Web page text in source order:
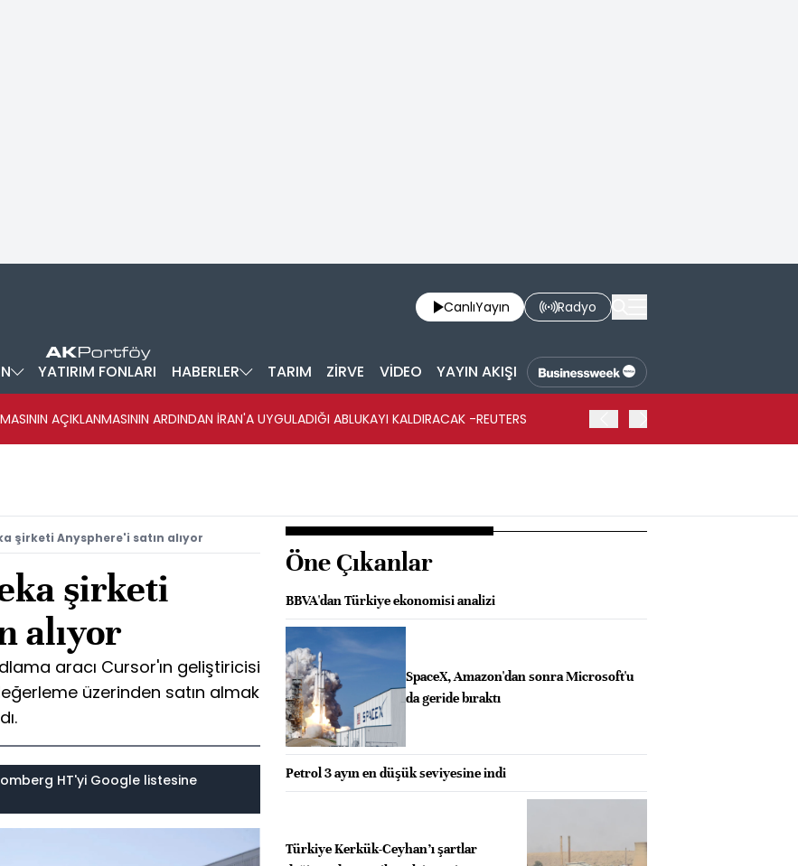
CanlıYayın Radyo
YATIRIM FONLARI HABERLER TARIM ZİRVE VİDEO YAYIN AKIŞI
AÇIKLANMASININ ARDINDAN İRAN'A UYGULADIĞI ABLUKAYI KALDIRACAK -REUTERS
şirketi Anysphere'i satın alıyor
şirketi
alıyor
aracı Cursor'ın geliştiricisi
üzerinden satın almak
HT'yi Google listesine
Öne Çıkanlar
BBVA'dan Türkiye ekonomisi analizi
SpaceX, Amazon'dan sonra Microsoft'u
da geride bıraktı
Petrol 3 ayın en düşük seviyesine indi
Türkiye Kerkük-Ceyhan’ı şartlar